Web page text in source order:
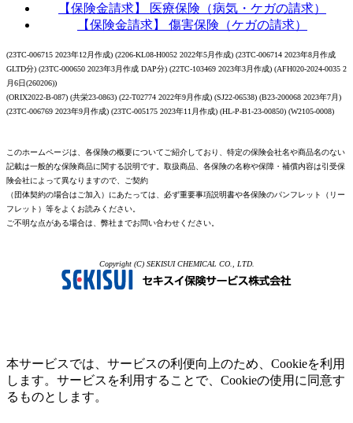
【保険金請求】 医療保険（病気・ケガの請求）
【保険金請求】 傷害保険（ケガの請求）
(23TC-006715 2023年12月作成) (2206-KL08-H0052 2022年5月作成) (23TC-006714 2023年8月作成
GLTD分) (23TC-000650 2023年3月作成 DAP分) (22TC-103469 2023年3月作成) (AFH020-2024-0035 2
月6日(260206))
(ORIX2022-B-087) (共栄23-0863) (22-T02774 2022年9月作成) (SJ22-06538) (B23-200068 2023年7月)
(23TC-006769 2023年9月作成) (23TC-005175 2023年11月作成) (HL-P-B1-23-00850) (W2105-0008)
このホームページは、各保険の概要についてご紹介しており、特定の保険会社名や商品名のない
記載は一般的な保険商品に関する説明です。取扱商品、各保険の名称や保障・補償内容は引受保
険会社によって異なりますので、ご契約
（団体契約の場合はご加入）にあたっては、必ず重要事項説明書や各保険のパンフレット（リー
フレット）等をよくお読みください。
ご不明な点がある場合は、弊社までお問い合わせください。
Copyright (C) SEKISUI CHEMICAL CO., LTD.
本サービスでは、サービスの利便向上のため、Cookieを利用
します。サービスを利用することで、Cookieの使用に同意す
るものとします。